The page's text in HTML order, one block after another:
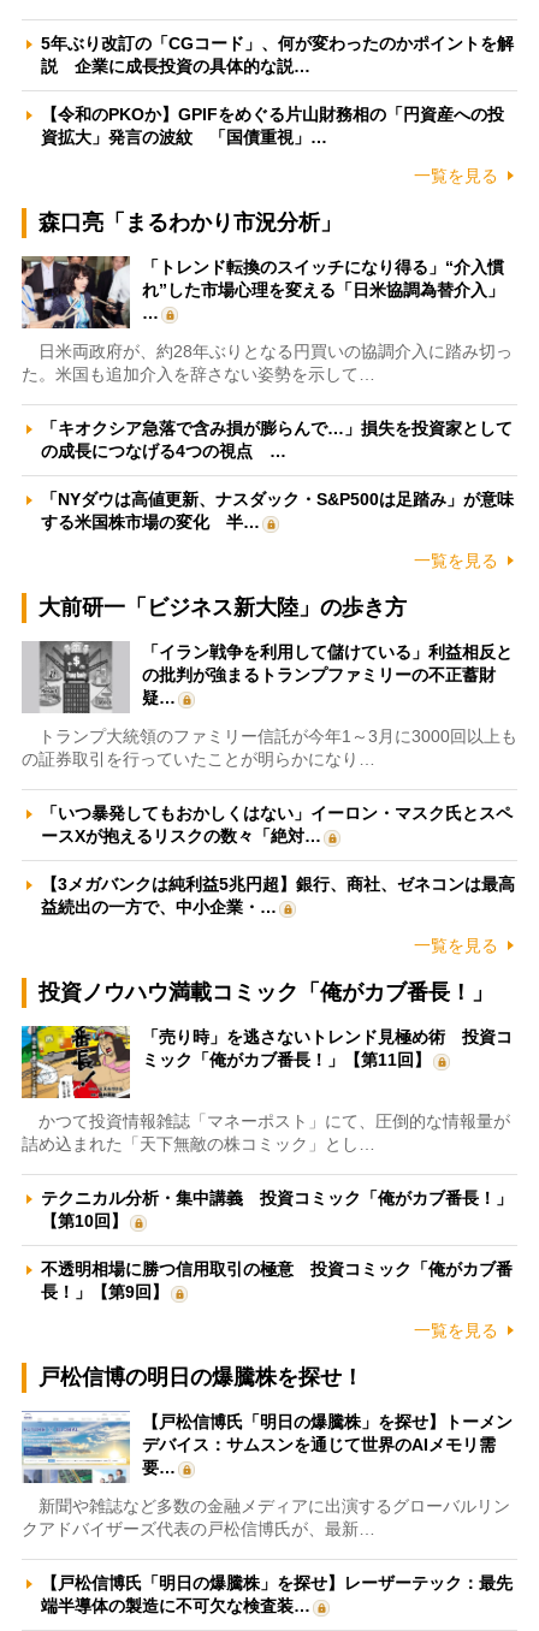
5年ぶり改訂の「CGコード」、何が変わったのかポイントを解
説 企業に成長投資の具体的な説…
【令和のPKOか】GPIFをめぐる片山財務相の「円資産への投
資拡大」発言の波紋 「国債重視」…
一覧を見る
森口亮「まるわかり市況分析」
「トレンド転換のスイッチになり得る」“介入慣
れ”した市場心理を変える「日米協調為替介入」
…
日米両政府が、約28年ぶりとなる円買いの協調介入に踏み切っ
た。米国も追加介入を辞さない姿勢を示して…
「キオクシア急落で含み損が膨らんで…」損失を投資家として
の成長につなげる4つの視点 …
「NYダウは高値更新、ナスダック・S&P500は足踏み」が意味
する米国株市場の変化 半…
一覧を見る
大前研一「ビジネス新大陸」の歩き方
「イラン戦争を利用して儲けている」利益相反と
の批判が強まるトランプファミリーの不正蓄財
疑…
トランプ大統領のファミリー信託が今年1～3月に3000回以上も
の証券取引を行っていたことが明らかになり…
「いつ暴発してもおかしくはない」イーロン・マスク氏とスペ
ースXが抱えるリスクの数々「絶対…
【3メガバンクは純利益5兆円超】銀行、商社、ゼネコンは最高
益続出の一方で、中小企業・…
一覧を見る
投資ノウハウ満載コミック「俺がカブ番長！」
「売り時」を逃さないトレンド見極め術 投資コ
ミック「俺がカブ番長！」【第11回】
かつて投資情報雑誌「マネーポスト」にて、圧倒的な情報量が
詰め込まれた「天下無敵の株コミック」とし…
テクニカル分析・集中講義 投資コミック「俺がカブ番長！」
【第10回】
不透明相場に勝つ信用取引の極意 投資コミック「俺がカブ番
長！」【第9回】
一覧を見る
戸松信博の明日の爆騰株を探せ！
【戸松信博氏「明日の爆騰株」を探せ】トーメン
デバイス：サムスンを通じて世界のAIメモリ需
要…
新聞や雑誌など多数の金融メディアに出演するグローバルリン
クアドバイザーズ代表の戸松信博氏が、最新…
【戸松信博氏「明日の爆騰株」を探せ】レーザーテック：最先
端半導体の製造に不可欠な検査装…